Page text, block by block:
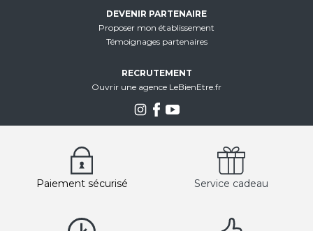
DEVENIR PARTENAIRE
Proposer mon établissement
Témoignages partenaires
RECRUTEMENT
Ouvrir une agence LeBienEtre.fr
Paiement sécurisé Service cadeau